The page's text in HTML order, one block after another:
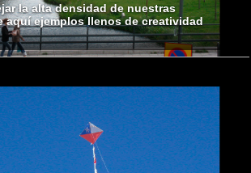
la alta densidad de nuestras
aquí ejemplos llenos de creatividad